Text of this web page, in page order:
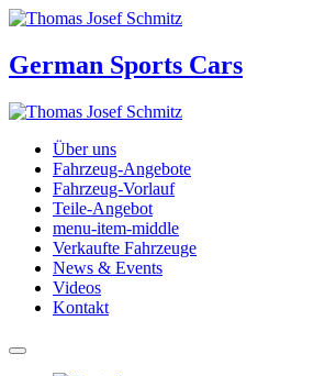
German Sports Cars
Über uns
Fahrzeug-Angebote
Fahrzeug-Vorlauf
Teile-Angebot
menu-item-middle
Verkaufte Fahrzeuge
News & Events
Videos
Kontakt